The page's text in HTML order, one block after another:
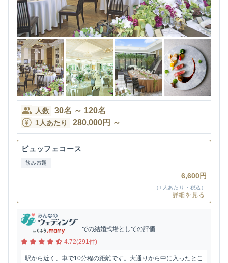
人数 30名 ～ 120名
1人あたり 280,000円 ～
ビュッフェコース
飲み放題
6,600円
（1人あたり・税込）
詳細を見る
での結婚式場としての評価
4.72(291件)
駅から近く、車で10分程の距離です。大通りから中に入ったとこ